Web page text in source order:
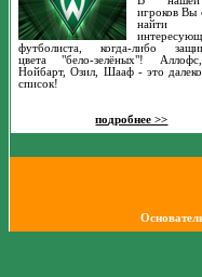
игроков Вы
найти
футболиста, когда-либо
цвета "бело-зелёных"!
Нойбарт, Озил, Шааф - это
список!
подробнее >>